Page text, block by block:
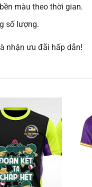
màu theo thời gian.
số lượng.
nhận ưu đãi hấp dẫn!